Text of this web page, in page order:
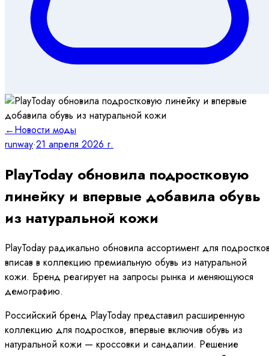
←Новости моды
runway·21 апреля 2026 г.
PlayToday обновила подростковую
линейку и впервые добавила обувь
из натуральной кожи
PlayToday радикально обновила ассортимент для
вписав в коллекцию премиальную обувь из натуральной
кожи. Бренд реагирует на запросы рынка и меняющуюся
демографию.
Российский бренд PlayToday представил расширенную
коллекцию для подростков, впервые включив обувь из
натуральной кожи — кроссовки и сандалии. Решение